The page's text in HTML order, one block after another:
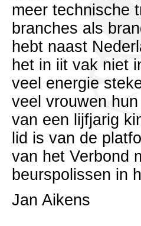
meer technische
branches als
hebt naast
het in iit vak niet
veel energie
veel vrouwen
van een lijfjarig
lid is van de
van het Verbond
beurspolissen in
Jan Aikens